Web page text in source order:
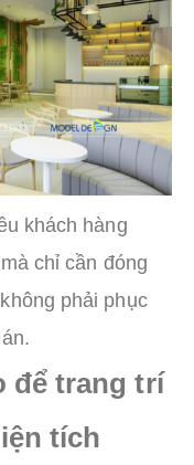
khách hàng
chỉ cần đóng
phải phục
để trang trí
tích